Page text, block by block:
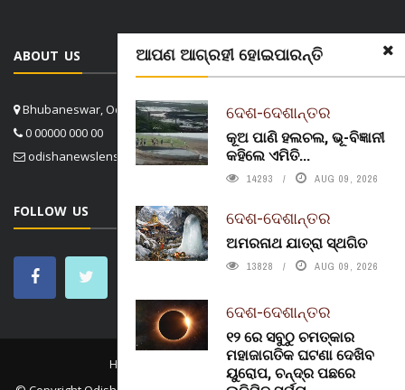
ଆପଣ ଆଗ୍ରହୀ ହୋଇପାରନ୍ତି
ଦେଶ-ଦେଶାନ୍ତର
କୂଅ ପାଣି ହଲଚଲ, ଭୂ-ବିଜ୍ଞାନୀ
କହିଲେ ଏମିତି...
14293 AUG 09, 2026
ଦେଶ-ଦେଶାନ୍ତର
ଅମରନାଥ ଯାତ୍ରା ସ୍ଥଗିତ
13828 AUG 09, 2026
ଦେଶ-ଦେଶାନ୍ତର
୧୨ ରେ ସବୁଠୁ ଚମତ୍କାର
ମହାଜାଗତିକ ଘଟଣା ଦେଖିବ
ୟୁରୋପ, ଚନ୍ଦ୍ର ପଛରେ
ABOUT US
Bhubaneswar, Odisha, India
0 00000 000 00
odishanewslens@gmail.com
FOLLOW US
HOME ABOUT US